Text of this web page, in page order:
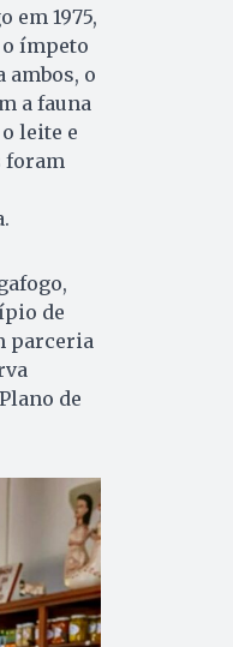
em 1975,
ímpeto
ambos, o
a fauna
leite e
foram
de
parceria
de